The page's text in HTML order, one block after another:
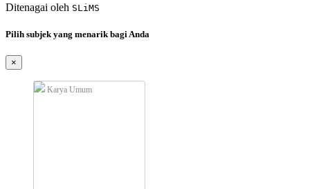
Ditenagai oleh SLiMS
Pilih subjek yang menarik bagi Anda
×
Karya Umum